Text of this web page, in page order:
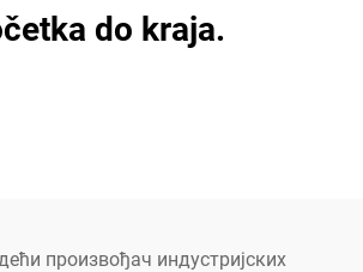
do kraja.
произвођач индустријских